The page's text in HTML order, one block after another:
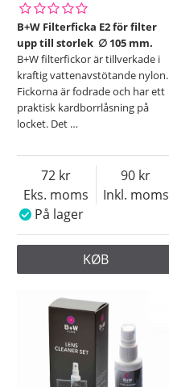
B+W Filterficka E2 för filter
upp till storlek ∅ 105 mm.
B+W filterfickor är tillverkade i
kraftig vattenavstötande nylon.
Fickorna är fodrade och har ett
praktisk kardborrlåsning på
locket. Det …
Eks. moms
72
Inkl. moms
90
På lager
KØB